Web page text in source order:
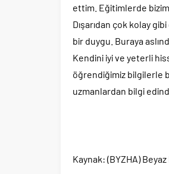
ettim. Eğitimlerde
Dışarıdan çok kolay
bir duygu. Buraya
Kendini iyi ve yeterli
öğrendiğimiz bilgilerle
uzmanlardan bilgi
Kaynak: (BYZHA)